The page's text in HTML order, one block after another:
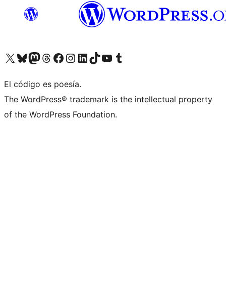
Visita nuestra cuenta de X (anteriormente Twitter)
Visita nuestra cuenta de Bluesky
Visita nuestra cuenta de Mastodon
Visita nuestra cuenta de Threads
Visita nuestra página de Facebook
Visita nuestra cuenta de Instagram
Visita nuestra cuenta de LinkedIn
Visita nuestra cuenta de TikTok
Visita nuestro canal de YouTube
Visita nuestra cuenta de Tumblr
El código es poesía.
The WordPress® trademark is the intellectual property
of the WordPress Foundation.